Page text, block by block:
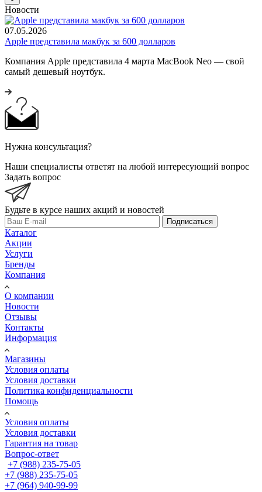
Новости
07.05.2026
Apple представила макбук за 600 долларов
Компания Apple представила 4 марта MacBook Neo — свой
самый дешевый ноутбук.
Нужна консультация?
Наши специалисты ответят на любой интересующий вопрос
Задать вопрос
Будьте в курсе наших акций и новостей
Подписаться
Каталог
Акции
Услуги
Бренды
Компания
О компании
Новости
Отзывы
Контакты
Информация
Магазины
Условия оплаты
Условия доставки
Политика конфиденциальности
Помощь
Условия оплаты
Условия доставки
Гарантия на товар
Вопрос-ответ
+7 (988) 235-75-05
+7 (988) 235-75-05
+7 (964) 940-99-99